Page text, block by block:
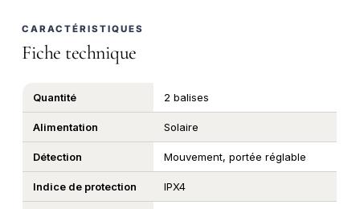
CARACTÉRISTIQUES
Fiche technique
Quantité 2 balises
Alimentation Solaire
Détection Mouvement, portée réglable
Indice de protection IPX4